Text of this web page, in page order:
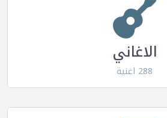
الاغاني
288 اغنية